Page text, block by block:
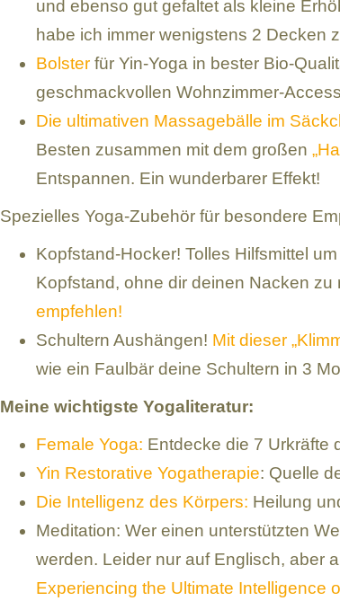
und ebenso gut gefaltet als kleine
habe ich immer wenigstens 2 Decken
Bolster für Yin-Yoga in bester Bio-
geschmackvollen Wohnzimmer-
Die ultimativen Massagebälle im
Besten zusammen mit dem großen
Entspannen. Ein wunderbarer Effekt!
Spezielles Yoga-Zubehör für besondere
Kopfstand-Hocker! Tolles Hilfsmittel
Kopfstand, ohne dir deinen Nacken zu
empfehlen!
Schultern Aushängen! Mit dieser
wie ein Faulbär deine Schultern in 3
Meine wichtigste Yogaliteratur:
Female Yoga: Entdecke die 7 Urkräfte
Yin Restorative Yogatherapie: Quelle
Die Intelligenz des Körpers: Heilung
Meditation: Wer einen unterstützten
werden. Leider nur auf Englisch, aber
Experiencing the Ultimate Intelligence